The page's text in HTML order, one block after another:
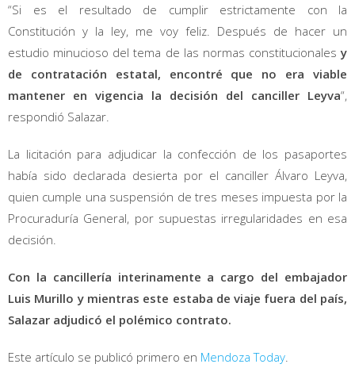
“Si es el resultado de cumplir estrictamente con la
Constitución y la ley, me voy feliz. Después de hacer un
estudio minucioso del tema de las normas constitucionalesy
de contratación estatal, encontré que no era viable
mantener en vigencia la decisión del canciller Leyva“,
respondió Salazar.
La licitación para adjudicar la confección de los pasaportes
había sido declarada desierta por el canciller Álvaro Leyva,
quien cumple una suspensión de tres meses impuesta por la
Procuraduría General, por supuestas irregularidades en esa
decisión.
Con la cancillería interinamente a cargo del embajador
Luis Murillo y mientras este estaba de viaje fuera del país,
Salazar adjudicó el polémico contrato.
Este artículo se publicó primero en Mendoza Today